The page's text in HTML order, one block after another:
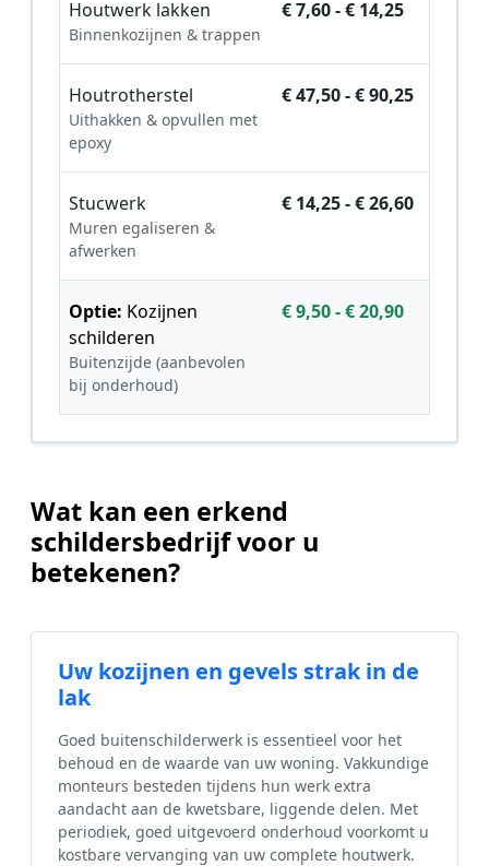
Houtwerk lakken
Binnenkozijnen & trappen
€ 7,60 - € 14,25
Houtrotherstel
Uithakken & opvullen met
epoxy
€ 47,50 - € 90,25
Stucwerk
Muren egaliseren &
afwerken
€ 14,25 - € 26,60
Optie: Kozijnen
schilderen
Buitenzijde (aanbevolen
bij onderhoud)
€ 9,50 - € 20,90
Wat kan een erkend
schildersbedrijf voor u
betekenen?
Uw kozijnen en gevels strak in de
lak
Goed buitenschilderwerk is essentieel voor het
behoud en de waarde van uw woning. Vakkundige
monteurs besteden tijdens hun werk extra
aandacht aan de kwetsbare, liggende delen. Met
periodiek, goed uitgevoerd onderhoud voorkomt u
kostbare vervanging van uw complete houtwerk.